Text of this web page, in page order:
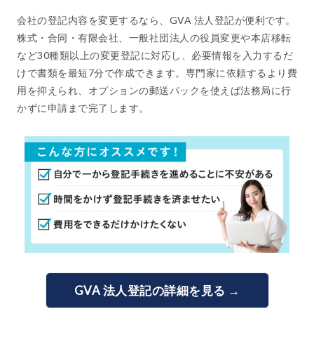
会社の登記内容を変更するなら、GVA 法人登記が便利です。
株式・合同・有限会社、一般社団法人の役員変更や本店移転
など30種類以上の変更登記に対応し、必要情報を入力するだ
けで書類を最短7分で作成できます。専門家に依頼するより費
用を抑えられ、オプションの郵送パックを使えば法務局に行
かずに申請まで完了します。
GVA 法人登記の詳細を見る →